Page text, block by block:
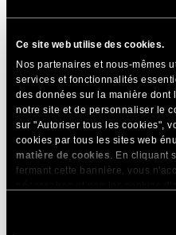
Ce site web utilise des cookies.
Nos partenaires et nous-mêmes
services et fonctionnalités
des données sur la manière
notre site et de personnaliser le
sur "Autoriser tous les cookies",
cookies par tous les sites web
matière de cookies . En cliquant
fermant cette bannière, vous
PARTAGER